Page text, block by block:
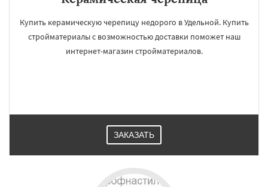
Купить керамическую черепицу недорого в Удельной. Купить
стройматериалы с возможностью доставки поможет наш
интернет-магазин стройматериалов.
ЗАКАЗАТЬ